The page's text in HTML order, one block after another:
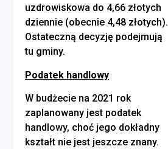
uzdrowiskowa do 4,66 złotych
dziennie (obecnie 4,48 złotych).
Ostateczną decyzję podejmują
tu gminy.
Podatek handlowy
W budżecie na 2021 rok
zaplanowany jest podatek
handlowy, choć jego dokładny
kształt nie jest jeszcze znany.